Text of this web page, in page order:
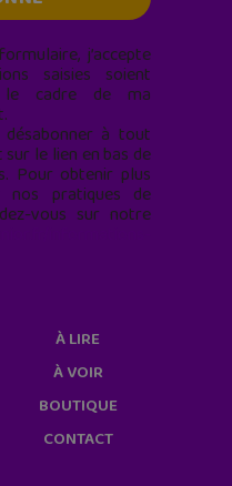
j’accepte
saisies soient
le cadre de ma
à tout
le lien en bas de
Pour obtenir plus
nos pratiques de
vous sur notre
À LIRE
À VOIR
BOUTIQUE
CONTACT